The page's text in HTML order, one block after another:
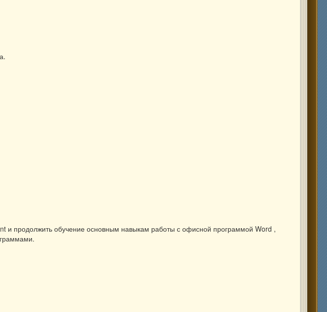
и продолжить обучение основным навыкам работы с офисной программой Word ,